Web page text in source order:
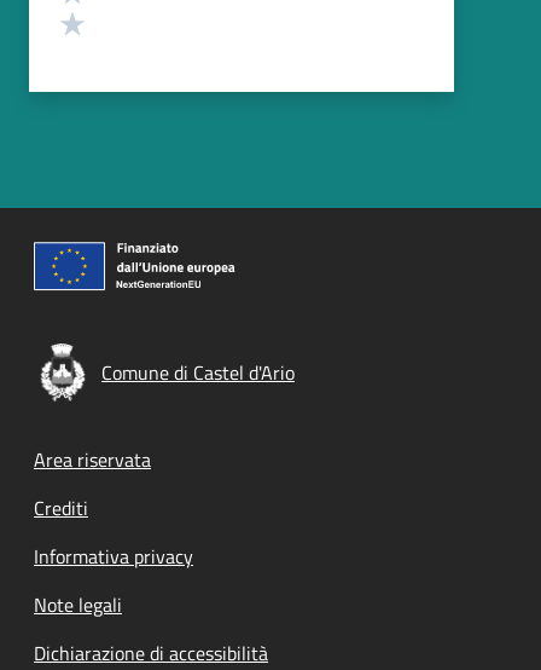
Comune di Castel d'Ario
Footer menu
Area riservata
Crediti
Informativa privacy
Note legali
Dichiarazione di accessibilità